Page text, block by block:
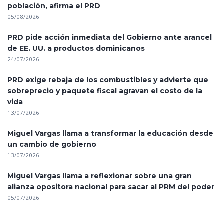
población, afirma el PRD
05/08/2026
PRD pide acción inmediata del Gobierno ante arancel
de EE. UU. a productos dominicanos
24/07/2026
PRD exige rebaja de los combustibles y advierte que
sobreprecio y paquete fiscal agravan el costo de la
vida
13/07/2026
Miguel Vargas llama a transformar la educación desde
un cambio de gobierno
13/07/2026
Miguel Vargas llama a reflexionar sobre una gran
alianza opositora nacional para sacar al PRM del poder
05/07/2026